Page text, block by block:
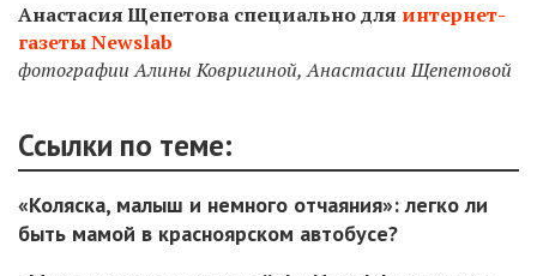
Анастасия Щепетова специально для интернет-
газеты Newslab
фотографии Алины Ковригиной, Анастасии Щепетовой
Ссылки по теме:
«Коляска, малыш и немного отчаяния»: легко ли
быть мамой в красноярском автобусе?